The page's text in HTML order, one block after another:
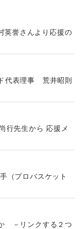
誉さんより応援の
代表理事 荒井昭則
行先生から 応援メ
（プロバスケット
－リンクする２つ